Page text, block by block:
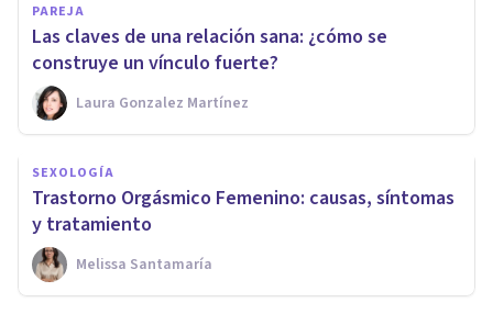
PAREJA
Las claves de una relación sana: ¿cómo se
construye un vínculo fuerte?
Laura Gonzalez Martínez
SEXOLOGÍA
Trastorno Orgásmico Femenino: causas, síntomas
y tratamiento
Melissa Santamaría